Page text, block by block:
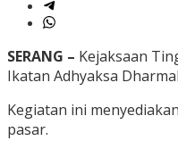
SERANG – Kejaksaan
Ikatan Adhyaksa
Kegiatan ini
pasar.